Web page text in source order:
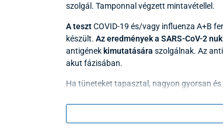
szolgál. Tamponnal végzett mintavétellel.
A tesztCOVID-19 és/vagy influenza A+B
készült. Az eredmények a SARS-CoV-2
antigének kimutatására szolgálnak. Az
akut fázisában.
Ha tüneteket tapasztal, nagyon gyorsan